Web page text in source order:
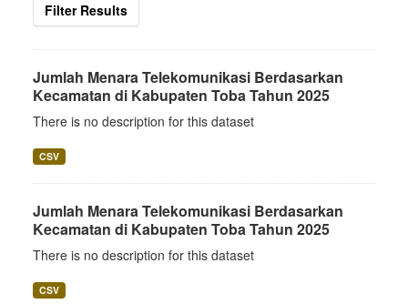
Filter Results
Jumlah Menara Telekomunikasi Berdasarkan
Kecamatan di Kabupaten Toba Tahun 2025
There is no description for this dataset
CSV
Jumlah Menara Telekomunikasi Berdasarkan
Kecamatan di Kabupaten Toba Tahun 2025
There is no description for this dataset
CSV